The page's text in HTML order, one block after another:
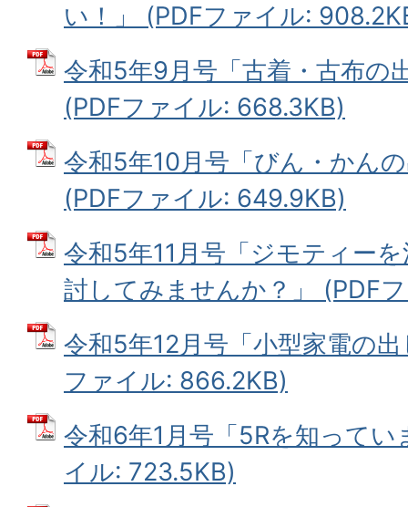
い！」 (PDFファイル:
令和5年9月号「古着・古布の
(PDFファイル: 668.3KB)
令和5年10月号「びん・かん
(PDFファイル: 649.9KB)
令和5年11月号「ジモティー
討してみませんか？」 (PDF
令和5年12月号「小型家電の
ファイル: 866.2KB)
令和6年1月号「5Rを知って
イル: 723.5KB)